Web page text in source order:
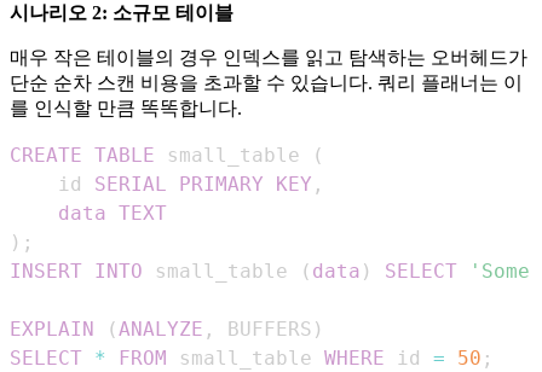
시나리오 2: 소규모 테이블
매우 작은 테이블의 경우 인덱스를 읽고 탐색하는 오버헤드가
단순 순차 스캔 비용을 초과할 수 있습니다. 쿼리 플래너는 이
를 인식할 만큼 똑똑합니다.
CREATE TABLE small_table
(
    id
SERIAL PRIMARY KEY ,
data TEXT
) ;
INSERT INTO small_table ( data ) SELECT
EXPLAIN (ANALYZE , BUFFERS )
SELECT * FROM small_table WHERE id = 50 ;